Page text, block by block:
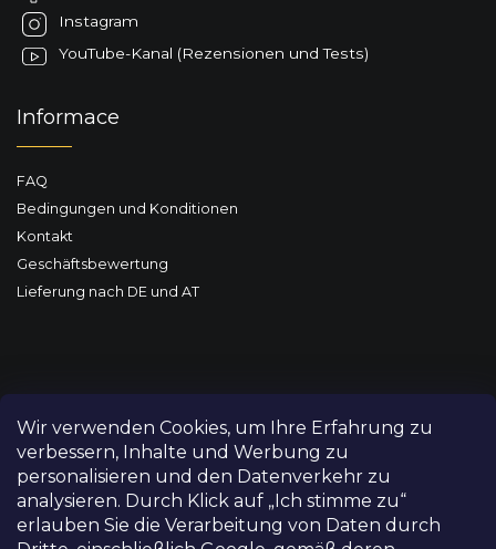
Wir verwenden Cookies, um Ihre Erfahrung zu
verbessern, Inhalte und Werbung zu
personalisieren und den Datenverkehr zu
analysieren. Durch Klick auf „Ich stimme zu“
erlauben Sie die Verarbeitung von Daten durch
Instagram
YouTube-Kanal (Rezensionen und Tests)
Informace
FAQ
Bedingungen und Konditionen
Kontakt
Geschäftsbewertung
Lieferung nach DE und AT